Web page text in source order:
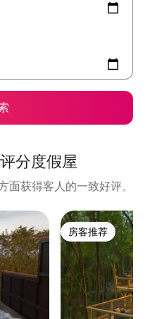
分度假屋
获得客人的一致好评。
房客推荐
房客推荐